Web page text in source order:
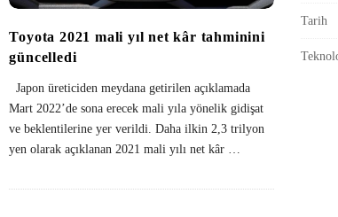
Toyota 2021 mali yıl net kâr tahminini
güncelledi
Japon üreticiden meydana getirilen açıklamada
Mart 2022’de sona erecek mali yıla yönelik gidişat
ve beklentilerine yer verildi. Daha ilkin 2,3 trilyon
yen olarak açıklanan 2021 mali yılı net kâr
Tarih